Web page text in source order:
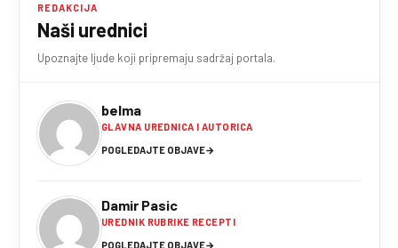
REDAKCIJA
Naši urednici
Upoznajte ljude koji pripremaju sadržaj portala.
belma
GLAVNA UREDNICA I AUTORICA
POGLEDAJTE OBJAVE→
Damir Pasic
UREDNIK RUBRIKE RECEPTI
POGLEDAJTE OBJAVE→